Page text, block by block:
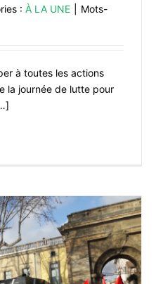
: À LA UNE
Mots-
à toutes les actions
la journée de lutte pour